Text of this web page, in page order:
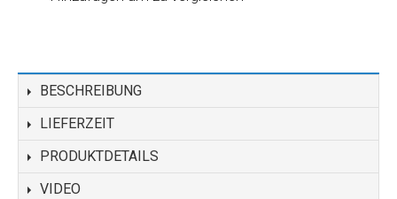
BESCHREIBUNG
LIEFERZEIT
PRODUKTDETAILS
VIDEO